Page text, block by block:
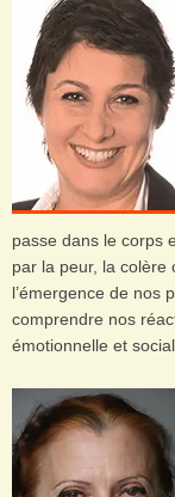
passe dans le corps
par la peur, la colère
l’émergence de nos
comprendre nos
émotionnelle et